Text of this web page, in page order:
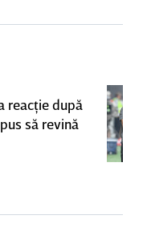
reacţie după
să revină